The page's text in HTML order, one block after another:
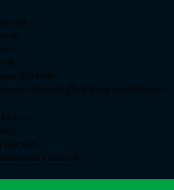
Rehberi
Hursoft Okul Kapı Dedektörleri
Hursoft
| Hursoft